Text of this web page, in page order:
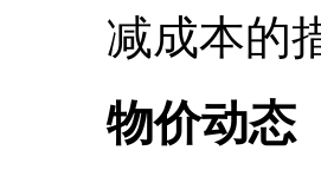
减成本的
物价动态